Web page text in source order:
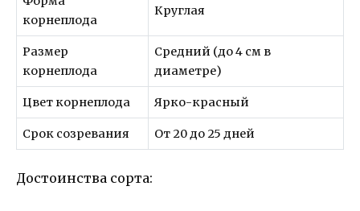
корнеплода
Круглая
Размер
корнеплода
Средний (до 4 см в
диаметре)
Цвет корнеплода Ярко-красный
Срок созревания От 20 до 25 дней
Достоинства сорта: